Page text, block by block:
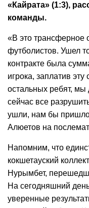
«Кайрата» (1:3),
команды.
«В это трансферное
футболистов. Ушел
контракте была
игрока, заплатив
остальных ребят,
сейчас все
ушли, нам бы
Алюетов на
Напомним, что
кокшетауский
Нурымбет,
На сегодняшний
уверенные